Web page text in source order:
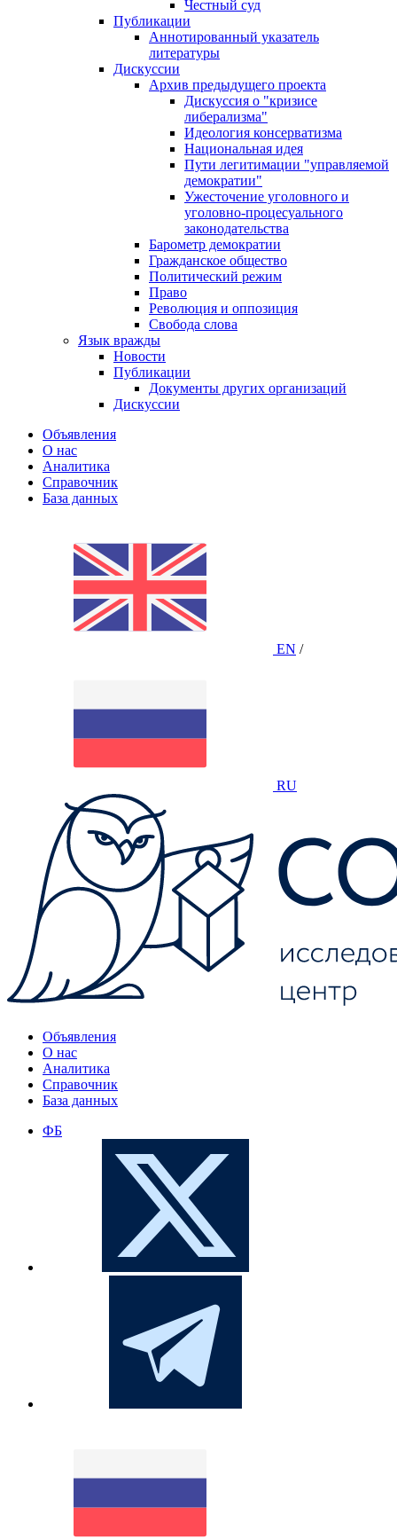
Честный суд
Публикации
Аннотированный указатель
литературы
Дискуссии
Архив предыдущего проекта
Дискуссия о "кризисе
либерализма"
Идеология консерватизма
Национальная идея
Пути легитимации "управляемой
демократии"
Ужесточение уголовного и
уголовно-процесуального
законодательства
Барометр демократии
Гражданское общество
Политический режим
Право
Революция и оппозиция
Свобода слова
Язык вражды
Новости
Публикации
Документы других организаций
Дискуссии
Объявления
О нас
Аналитика
Справочник
База данных
EN /
RU
Объявления
О нас
Аналитика
Справочник
База данных
ФБ